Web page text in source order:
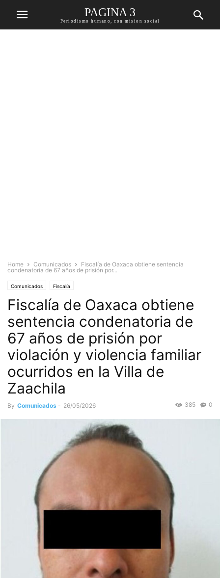
PAGINA 3
Periodismo humano, con mision social
Home Comunicados
Fiscalía de Oaxaca obtiene sentencia
condenatoria de 67 años de prisión por...
Comunicados Fiscalía
Fiscalía de Oaxaca obtiene
sentencia condenatoria de
67 años de prisión por
violación y violencia familiar
ocurridos en la Villa de
Zaachila
By Comunicados - 26/05/2026 0
385